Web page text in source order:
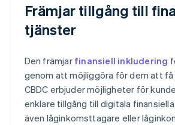
Främjar tillgång till
tjänster
Den främjar finansiell inkludering
genom att möjliggöra för dem att
CBDC erbjuder möjligheter för
enklare tillgång till digitala
även låginkomsttagare eller